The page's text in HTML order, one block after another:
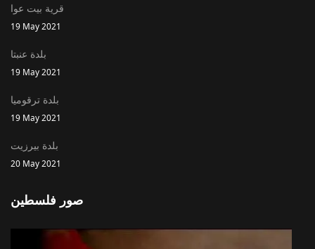
قرية بيت عوا
19 May 2021
بلدة عنبتا
19 May 2021
بلدة ترقوميا
19 May 2021
بلدة بيرزيت
20 May 2021
صور فلسطين